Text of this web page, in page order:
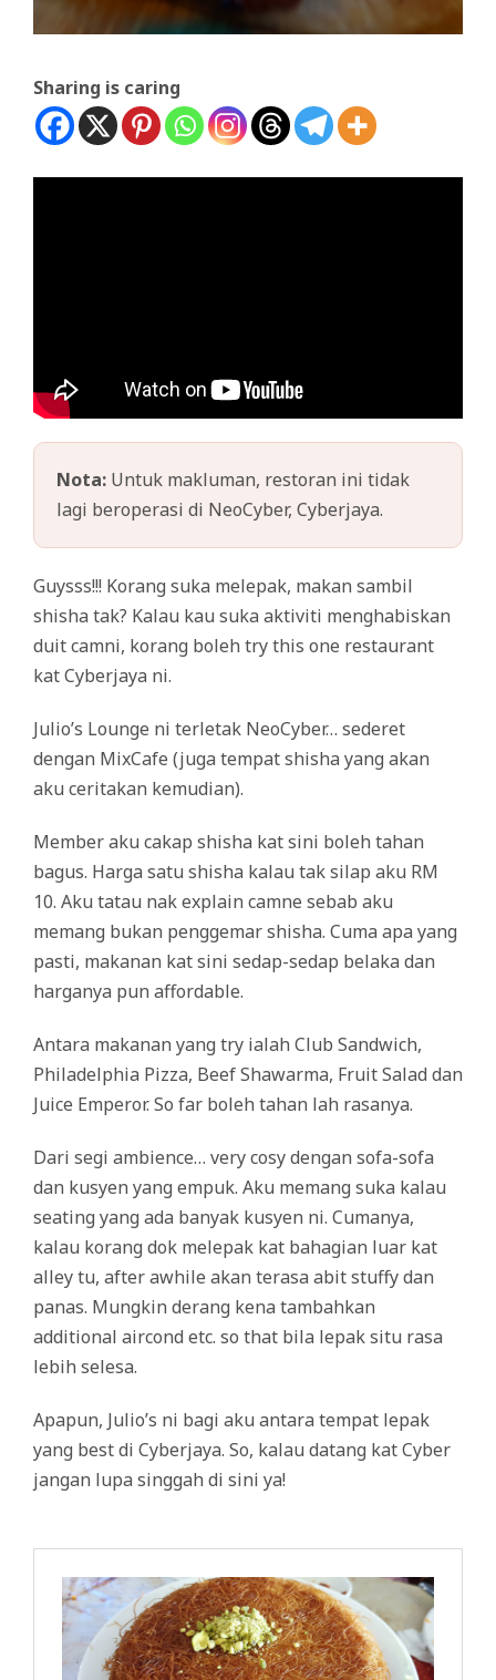
Sharing is caring
Nota: Untuk makluman, restoran ini tidak
lagi beroperasi di NeoCyber, Cyberjaya.
Guysss!!! Korang suka melepak, makan sambil
shisha tak? Kalau kau suka aktiviti menghabiskan
duit camni, korang boleh try this one restaurant
kat Cyberjaya ni.
Julio’s Lounge ni terletak NeoCyber… sederet
dengan MixCafe (juga tempat shisha yang akan
aku ceritakan kemudian).
Member aku cakap shisha kat sini boleh tahan
bagus. Harga satu shisha kalau tak silap aku RM
10. Aku tatau nak explain camne sebab aku
memang bukan penggemar shisha. Cuma apa yang
pasti, makanan kat sini sedap-sedap belaka dan
harganya pun affordable.
Antara makanan yang try ialah Club Sandwich,
Philadelphia Pizza, Beef Shawarma, Fruit Salad dan
Juice Emperor. So far boleh tahan lah rasanya.
Dari segi ambience… very cosy dengan sofa-sofa
dan kusyen yang empuk. Aku memang suka kalau
seating yang ada banyak kusyen ni. Cumanya,
kalau korang dok melepak kat bahagian luar kat
alley tu, after awhile akan terasa abit stuffy dan
panas. Mungkin derang kena tambahkan
additional aircond etc. so that bila lepak situ rasa
lebih selesa.
Apapun, Julio’s ni bagi aku antara tempat lepak
yang best di Cyberjaya. So, kalau datang kat Cyber
jangan lupa singgah di sini ya!